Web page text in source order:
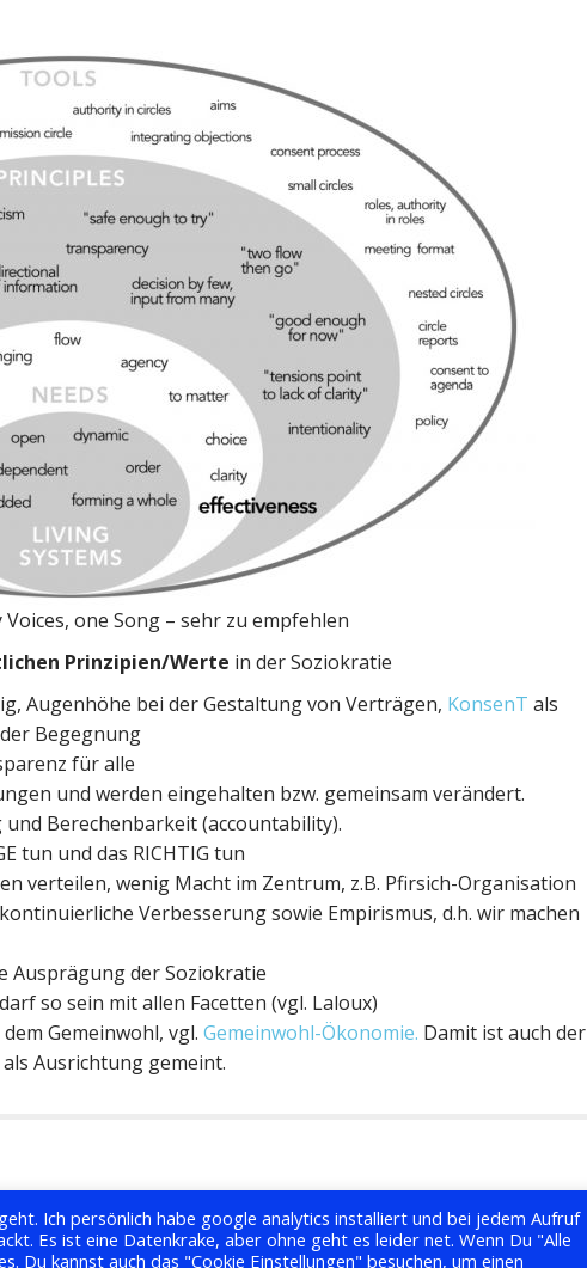
one Song – sehr zu empfehlen
Prinzipien/Werte in der Soziokratie
Augenhöhe bei der Gestaltung von Verträgen, KonsenT als
Begegnung
für alle
und werden eingehalten bzw. gemeinsam verändert.
Berechenbarkeit (accountability).
tun und das RICHTIG tun
verteilen, wenig Macht im Zentrum, z.B. Pfirsich-Organisation
Verbesserung sowie Empirismus, d.h. wir machen
Ausprägung der Soziokratie
so sein mit allen Facetten (vgl. Laloux)
Gemeinwohl, vgl. Gemeinwohl-Ökonomie. Damit ist auch der
Ausrichtung gemeint.
Ich persönlich habe google analytics installiert und bei jedem Aufruf
Es ist eine Datenkrake, aber ohne geht es leider net. Wenn Du "Alle
Du kannst auch das "Cookie Einstellungen" besuchen, um einen